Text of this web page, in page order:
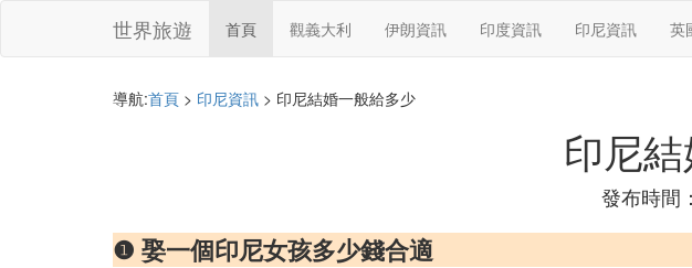
世界旅遊 首頁 觀義大利 伊朗資訊 印度資訊 印尼資訊 英
導航:首頁 > 印尼資訊 > 印尼結婚一般給多少
印尼
發布時間
❶ 娶一個印尼女孩多少錢合適